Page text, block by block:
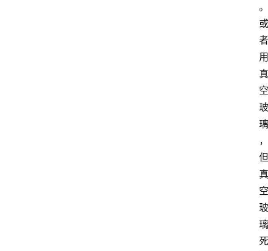
。
或
者
用
真
空
玻
璃
，
但
真
空
玻
璃
死